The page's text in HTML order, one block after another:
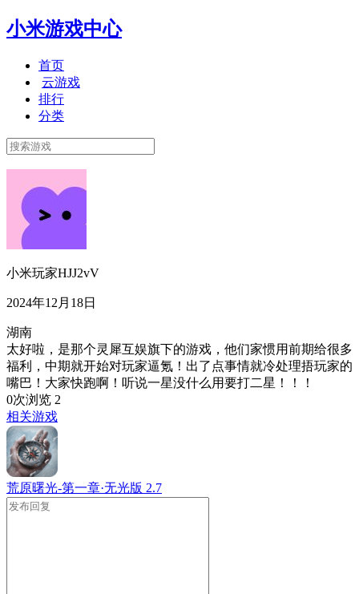
小米游戏中心
首页
云游戏
排行
分类
小米玩家HJJ2vV
2024年12月18日
湖南
太好啦，是那个灵犀互娱旗下的游戏，他们家惯用前期给很多
福利，中期就开始对玩家逼氪！出了点事情就冷处理捂玩家的
嘴巴！大家快跑啊！听说一星没什么用要打二星！！！
0次浏览 2
相关游戏
荒原曙光-第一章·无光版 2.7